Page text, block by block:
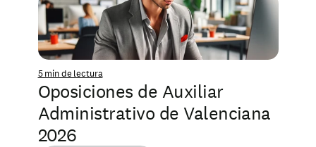
5 min de lectura
Oposiciones de Auxiliar
Administrativo de Valenciana
2026